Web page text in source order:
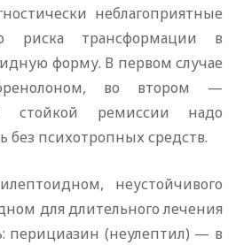
неблагоприятные
риска трансформации в
форму. В первом случае
во втором —
стойкой ремиссии надо
без психотропных средств.
неустойчивого
для длительного лечения
перициазин (неулептил) — в